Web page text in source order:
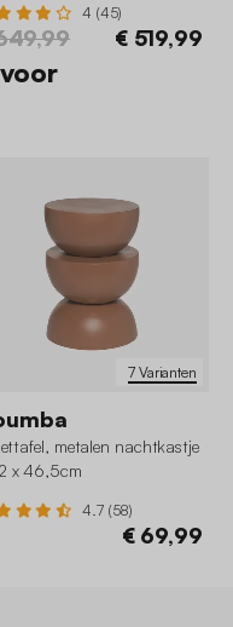
4 (45)
€ 519,99
7 Varianten
metalen nachtkastje
x 46,5cm
4.7 (58)
€ 69,99